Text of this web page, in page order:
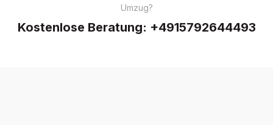
Umzug?
Kostenlose Beratung: +4915792644493